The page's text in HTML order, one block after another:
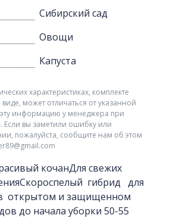
Сибирский сад
Овощи
Капуста
характеристиках, комплекте
может отличаться от указанной
эту информацию у менеджера при
Если вы заметили ошибку или
пожалуйста, сообщите нам об этом
кочанДля свежих
гибрид для
открытом и защищенном
до начала уборки 50-55